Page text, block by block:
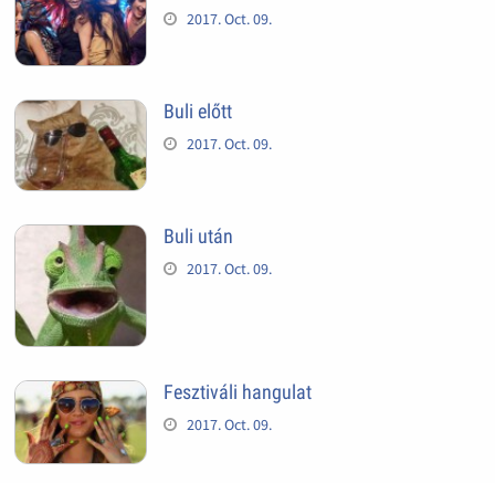
2017. Oct. 09.
Buli előtt
2017. Oct. 09.
Buli után
2017. Oct. 09.
Fesztiváli hangulat
2017. Oct. 09.